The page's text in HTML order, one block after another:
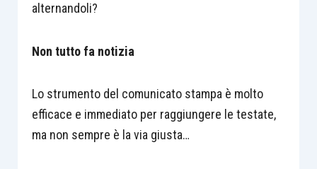
alternandoli?
Non tutto fa notizia
Lo strumento del comunicato stampa è molto
efficace e immediato per raggiungere le testate,
ma non sempre è la via giusta…